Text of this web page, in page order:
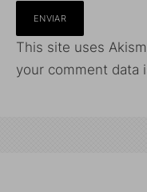
This site uses
your comment data